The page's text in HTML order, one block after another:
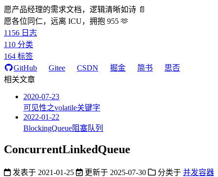
愿产品经理的需求文档，逻辑清晰如诗 📄
愿各位同仁，远离 ICU，拥抱 955 🫶
1156 日志
110 分类
164 标签
GitHub
Gitee CSDN 掘金 简书
思否
相关文章
2020-07-23
可见性之volatile关键字
2022-01-22
BlockingQueue阻塞队列
ConcurrentLinkedQueue
发表于 2021-01-25 更新于 2025-07-30 分类于 并发容器